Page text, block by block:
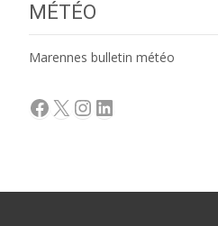
MÉTÉO
Marennes bulletin météo
Facebook
X Instagram
LinkedIn